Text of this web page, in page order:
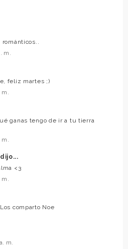
románticos..
m.
feliz martes ;)
ganas tengo de ir a tu tierra
dijo...
<3
comparto Noe
m.